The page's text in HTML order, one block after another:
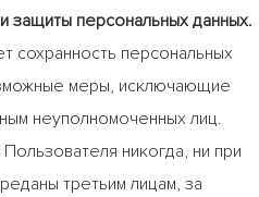
защиты персональных данных.
сохранность персональных
меры, исключающие
неуполномоченных лиц.
никогда, ни при
третьим лицам, за